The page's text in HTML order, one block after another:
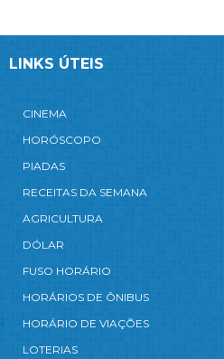
LINKS ÚTEIS
CINEMA
HORÓSCOPO
PIADAS
RECEITAS DA SEMANA
AGRICULTURA
DÓLAR
FUSO HORÁRIO
HORÁRIOS DE ÔNIBUS
HORÁRIO DE VIAÇÕES
LOTERIAS